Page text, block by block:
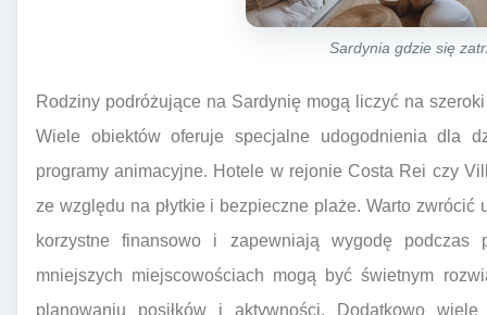
Sardynia gdzie się
Rodziny podróżujące na Sardynię mogą liczyć na
Wiele obiektów oferuje specjalne udogodnienia dla
programy animacyjne. Hotele w rejonie Costa Rei czy
ze względu na płytkie i bezpieczne plaże. Warto
korzystne finansowo i zapewniają wygodę podczas
mniejszych miejscowościach mogą być świetnym
planowaniu posiłków i aktywności. Dodatkowo